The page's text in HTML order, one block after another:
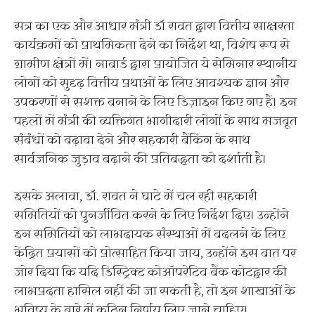
सत्र का एक और आधार मंत्री डॉ रावत द्वारा वित्तीय साक्षरता
कार्यक्रमों को प्राथमिकता देने का निर्देश था, विशेष रूप से
ग्रामीण क्षेत्रों में। नाबार्ड द्वारा प्रायोजित ये सेमिनार स्थानीय
लोगों को सुदृढ़ वित्तीय प्रथाओं के लिए आवश्यक ज्ञान और
उपकरणों से सशक्त बनाने के लिए डिज़ाइन किए गए हैं। इन
पहलों में मंत्री की व्यक्तिगत भागीदारी लोगों के साथ मजबूत
संबंधों को बढ़ावा देने और सहकारी बैंकिंग के साथ
सार्वजनिक जुड़ाव बढ़ाने की प्रतिबद्धता को दर्शाती है।
इसके अलावा, डॉ. रावत ने घाटे में चल रही सहकारी
समितियों को पुनर्जीवित करने के लिए निर्देश दिए। उन्होंने
इन समितियों को लाभदायक संस्थाओं में बदलने के लिए
केंद्रित प्रयासों को प्रोत्साहित किया जाय, उन्होंने इस बात पर
जोर दिया कि यदि डिस्ट्रिक्ट कोऑपरेटिव बैंक कोटद्वार की
लाभप्रदता हासिल नहीं की जा सकती है, तो इन शाखाओं के